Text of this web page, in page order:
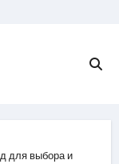
для выбора и